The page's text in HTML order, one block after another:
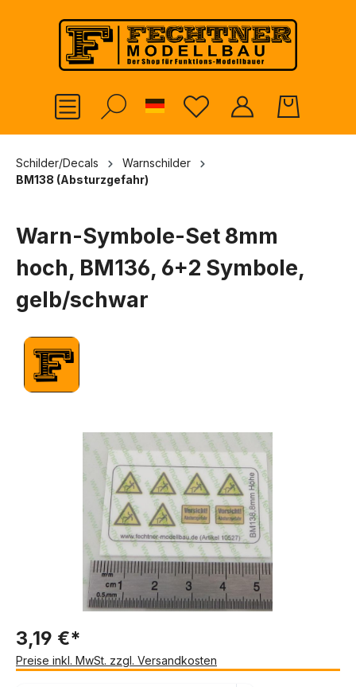
springen
German
Schilder/Decals
Warnschilder
BM138 (Absturzgefahr)
Warn-Symbole-Set 8mm
hoch, BM136, 6+2 Symbole,
gelb/schwar
Bildergalerie überspringen
3,19 €*
Preise inkl. MwSt. zzgl. Versandkosten